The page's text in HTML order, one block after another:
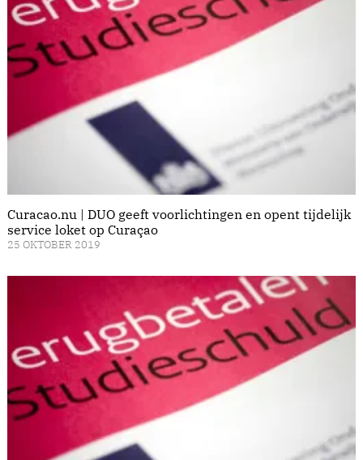
Curacao.nu | DUO geeft voorlichtingen en opent tijdelijk
service loket op Curaçao
25 OKTOBER 2019